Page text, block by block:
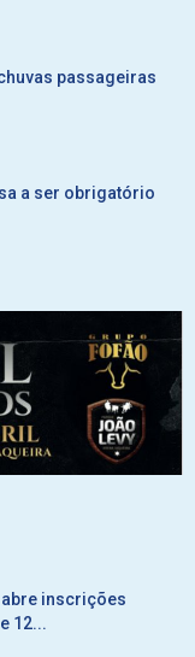
passageiras
a ser obrigatório
inscrições
12...